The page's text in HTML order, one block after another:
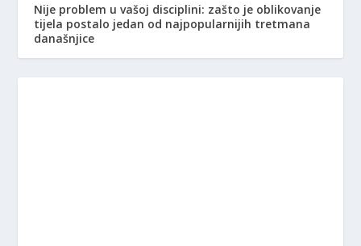
Nije problem u vašoj disciplini: zašto je oblikovanje
tijela postalo jedan od najpopularnijih tretmana
današnjice